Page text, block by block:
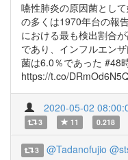
嚥性肺炎の原因菌とし
の多くは1970年台の報
における最も検出割合
であり、インフルエン
菌は6.0％であった #48
https://t.co/
2020-05-02
3 11 0.218
3 @Tadanofujio